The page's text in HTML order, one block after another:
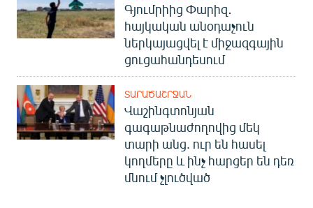
Գյումրիից Փարիզ․
հայկական անօդաչուն
ներկայացվել է միջազգային
ցուցահանդեսում
ՏԱՐԱԾԱՇՐՋԱՆ
Վաշինգտոնյան
գագաթնաժողովից մեկ
տարի անց. ուր են հասել
կողմերը և ինչ հարցեր են դեռ
մնում չլուծված